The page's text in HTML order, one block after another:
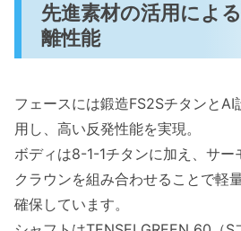
ELYTE MINI DRIVERの
悩み解決につながるポイ
ELYTE MINI DRIVERは
先進素材の活用によ
離性能
フェースには鍛造FS2Sチタンと
用し、高い反発性能を実現。
ボディは8-1-1チタンに加え、サー
クラウンを組み合わせることで軽
確保しています。